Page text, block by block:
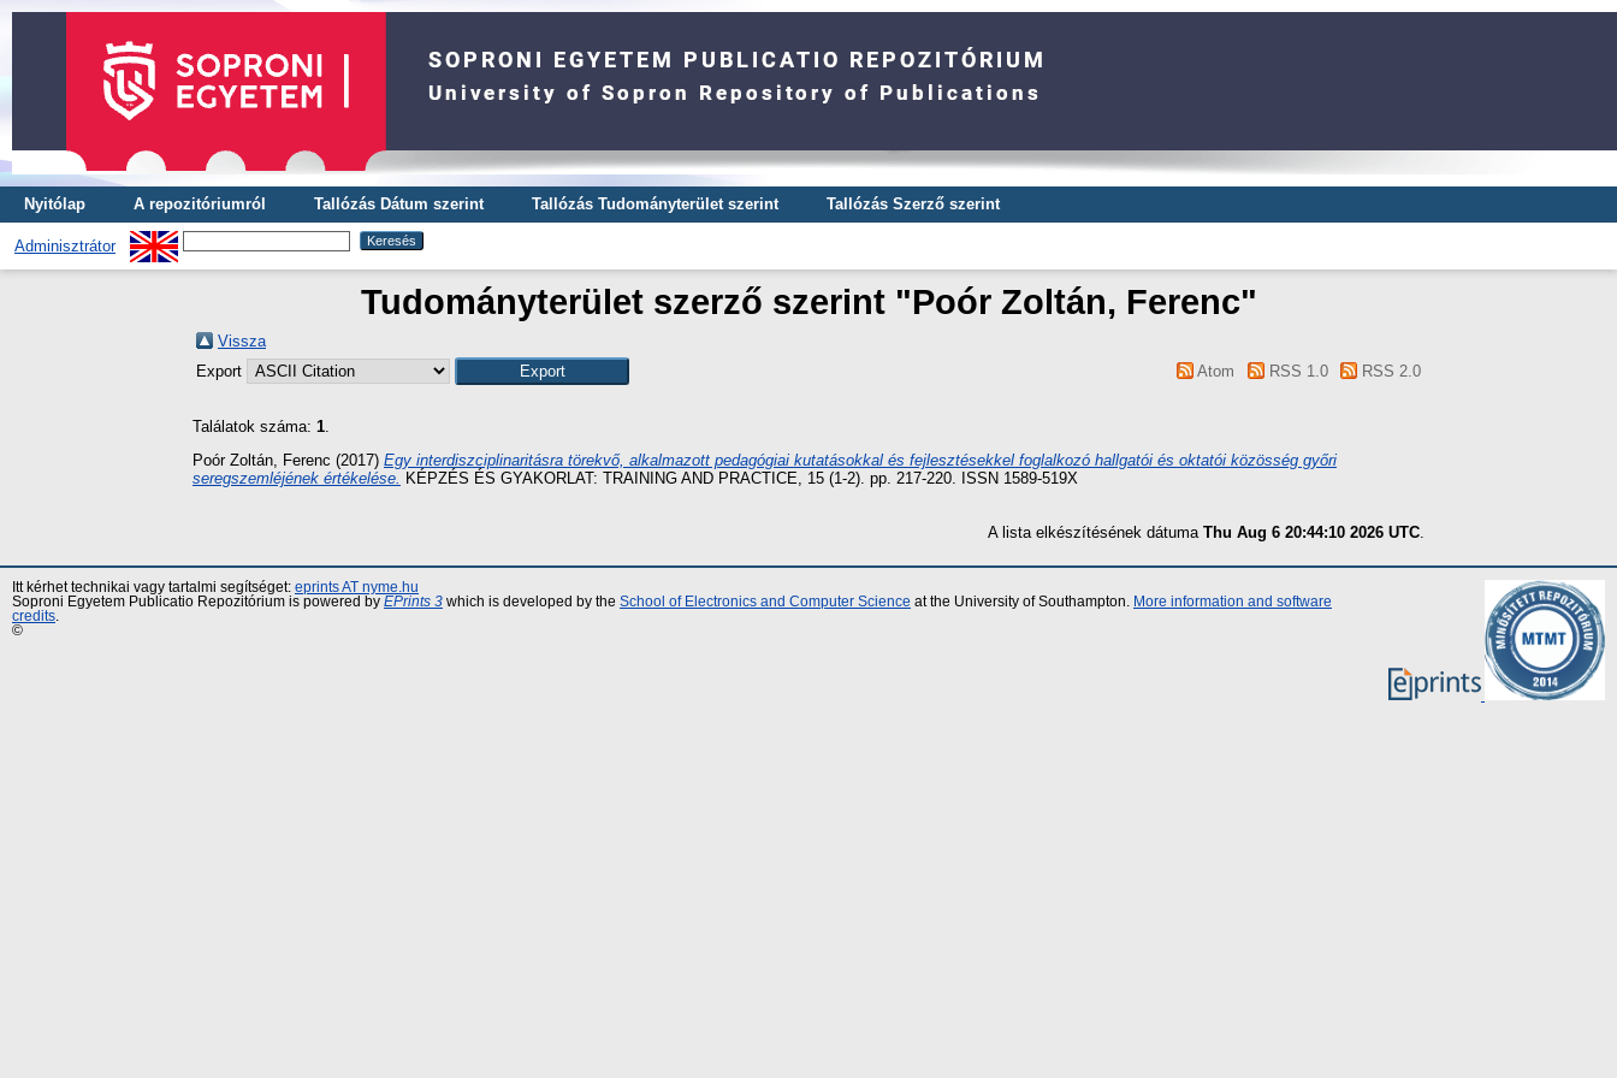
Nyitólap A repozitóriumról Tallózás Dátum szerint Tallózás Tudományterület szerint Tallózás Szerző szerint
Adminisztrátor
Tudományterület szerző szerint "Poór Zoltán, Ferenc"
Vissza
Export
Atom RSS 1.0 RSS 2.0
Találatok száma: 1.
Poór Zoltán, Ferenc (2017) Egy interdiszciplinaritásra törekvő, alkalmazott pedagógiai kutatásokkal és fejlesztésekkel foglalkozó hallgatói és oktatói közösség győri
seregszemléjének értékelése.
KÉPZÉS ÉS GYAKORLAT: TRAINING AND PRACTICE, 15 (1-2). pp. 217-220. ISSN 1589-519X
A lista elkészítésének dátuma Thu Aug 6 20:44:10 2026 UTC
Itt kérhet technikai vagy tartalmi segítséget: eprints AT nyme.hu
Soproni Egyetem Publicatio Repozitórium is powered by EPrints 3 which is developed by the School of Electronics and Computer Science at the University of Southampton.
More information and software
credits
©